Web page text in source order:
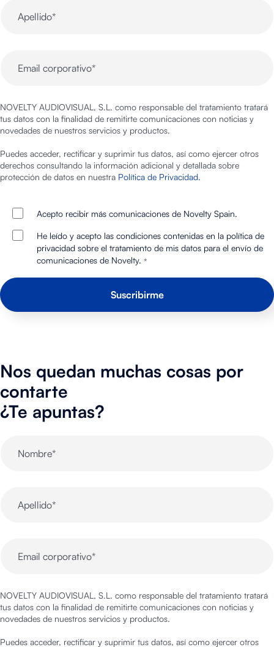
NOVELTY AUDIOVISUAL, S.L. como responsable del tratamiento tratará
tus datos con la finalidad de remitirte comunicaciones con noticias y
novedades de nuestros servicios y productos.
Puedes acceder, rectificar y suprimir tus datos, así como ejercer otros
derechos consultando la información adicional y detallada sobre
protección de datos en nuestra Política de Privacidad.
Acepto recibir más comunicaciones de Novelty Spain.
He leído y acepto las condiciones contenidas en la política de
privacidad sobre el tratamiento de mis datos para el envío de
comunicaciones de Novelty. *
Nos quedan muchas cosas por
contarte
¿Te apuntas?
NOVELTY AUDIOVISUAL, S.L. como responsable del tratamiento tratará
tus datos con la finalidad de remitirte comunicaciones con noticias y
novedades de nuestros servicios y productos.
Puedes acceder, rectificar y suprimir tus datos, así como ejercer otros